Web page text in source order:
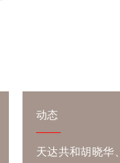
动态
天达共和胡晓华